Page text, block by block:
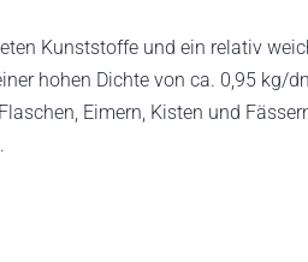
Kunststoffe und ein relativ
hohen Dichte von ca. 0,95
Eimern, Kisten und